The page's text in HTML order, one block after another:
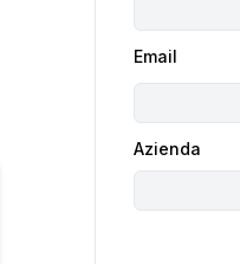
Email
Azienda